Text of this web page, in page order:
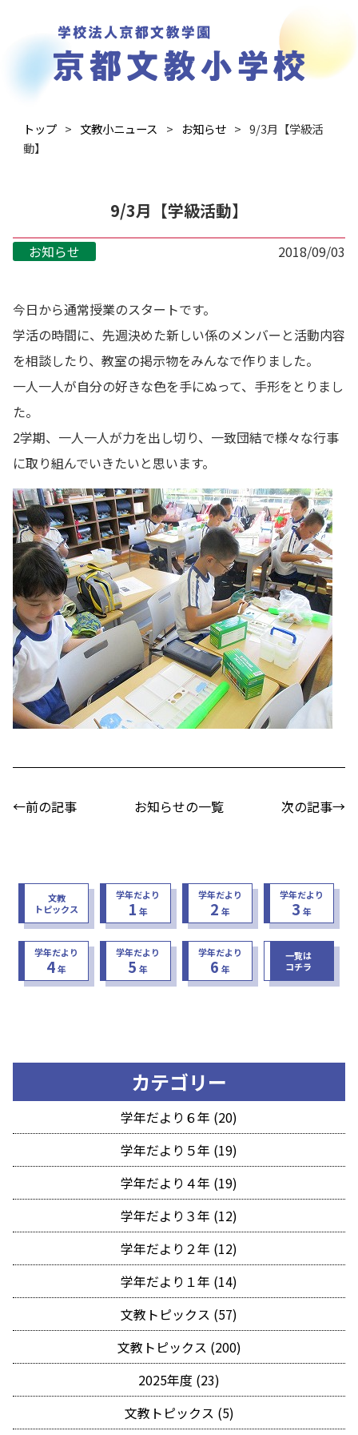
トップ 文教小ニュース お知らせ
9/3月【学級活
動】
9/3月【学級活動】
お知らせ 2018/09/03
今日から通常授業のスタートです。
学活の時間に、先週決めた新しい係のメンバーと活動内容
を相談したり、教室の掲示物をみんなで作りました。
一人一人が自分の好きな色を手にぬって、手形をとりまし
た。
2学期、一人一人が力を出し切り、一致団結で様々な行事
に取り組んでいきたいと思います。
←前の記事 お知らせの一覧 次の記事→
文教
トピックス
学年だより
1 年
学年だより
2 年
学年だより
3 年
学年だより
4年
学年だより
5 年
学年だより
6 年
一覧は
コチラ
カテゴリー
学年だより６年 (20)
学年だより５年 (19)
学年だより４年 (19)
学年だより３年 (12)
学年だより２年 (12)
学年だより１年 (14)
文教トピックス (57)
文教トピックス (200)
2025年度 (23)
文教トピックス (5)